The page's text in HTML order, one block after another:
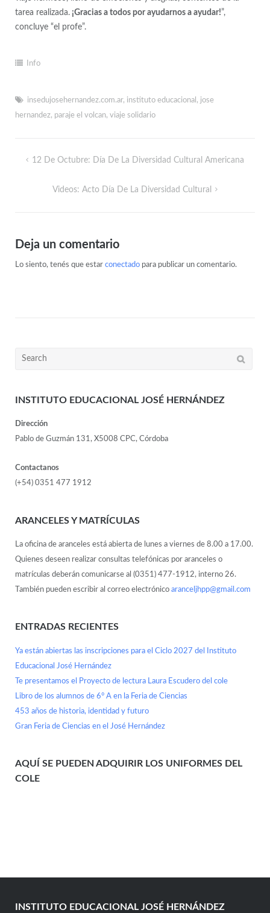
tarea realizada.¡Gracias a todos por ayudarnos a ayudar!”,
concluye “el profe”.
Info
insedujosehernandez.com.ar, instituto educacional , jose
hernandez, paraje el volcan, viaje solidario
12 De Octubre: Día De La Diversidad Cultural Americana
Videos: Acto Día De La Diversidad Cultural
Deja un comentario
Lo siento, tenés que estar conectadopara publicar un comentario.
INSTITUTO EDUCACIONAL JOSÉ HERNÁNDEZ
Dirección
Pablo de Guzmán 131, X5008 CPC, Córdoba
Contactanos
(+54) 0351 477 1912
ARANCELES Y MATRÍCULAS
La oficina de aranceles está abierta de lunes a viernes de 8.00 a 17.00.
Quienes deseen realizar consultas telefónicas por aranceles o
matrículas deberán comunicarse al (0351) 477-1912, interno 26.
También pueden escribir al correo electrónico aranceljhpp@gmail.com
ENTRADAS RECIENTES
Ya están abiertas las inscripciones para el Ciclo 2027 del Instituto
Educacional José Hernández
Te presentamos el Proyecto de lectura Laura Escudero del cole
Libro de los alumnos de 6° A en la Feria de Ciencias
453 años de historia, identidad y futuro
Gran Feria de Ciencias en el José Hernández
AQUÍ SE PUEDEN ADQUIRIR LOS UNIFORMES DEL
COLE
INSTITUTO EDUCACIONAL JOSÉ HERNÁNDEZ